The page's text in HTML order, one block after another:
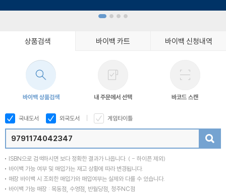
상품검색 바이백 카트 바이백 신청내역
바이백 상품검색 내 주문에서 선택 바코드 스캔
국내도서 외국도서 게임타이틀
ISBN으로 검색하시면 보다 정확한 결과가 나옵니다. ( - 하이픈 제외)
바이백 가능 여부 및 매입가는 재고 상황에 따라 변경됩니다.
매장 바이백 시 조회한 매입가와 매입여부는 실제와 다를 수 있습니다.
바이백 가능 매장 : 목동점, 수영점, 반월당점, 청주NC점